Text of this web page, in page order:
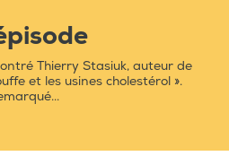
Thierry Stasiuk, auteur de
et les usines cholestérol ».